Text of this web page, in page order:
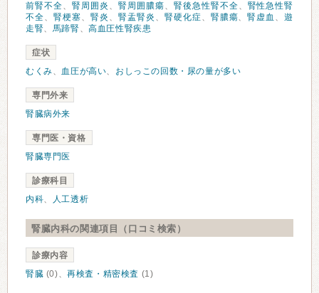
前腎不全、 腎周囲炎 、 腎周囲膿瘍、 腎後急性腎不全、 腎性急性腎
不全、 腎梗塞、 腎炎 、 腎盂腎炎 、 腎硬化症、 腎膿瘍、腎虚血 、遊
走腎、 馬蹄腎、高血圧性腎疾患
症状
むくみ、 血圧が高い、 おしっこの回数・尿の量が多い
専門外来
腎臓病外来
専門医・資格
腎臓専門医
診療科目
内科、 人工透析
腎臓内科の関連項目（口コミ検索）
診療内容
腎臓 (0)、再検査・精密検査 (1)